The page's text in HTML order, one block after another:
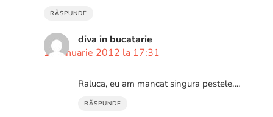
RĂSPUNDE
diva in bucatarie
16 ianuarie 2012 la 17:31
Raluca, eu am mancat singura pestele….
RĂSPUNDE